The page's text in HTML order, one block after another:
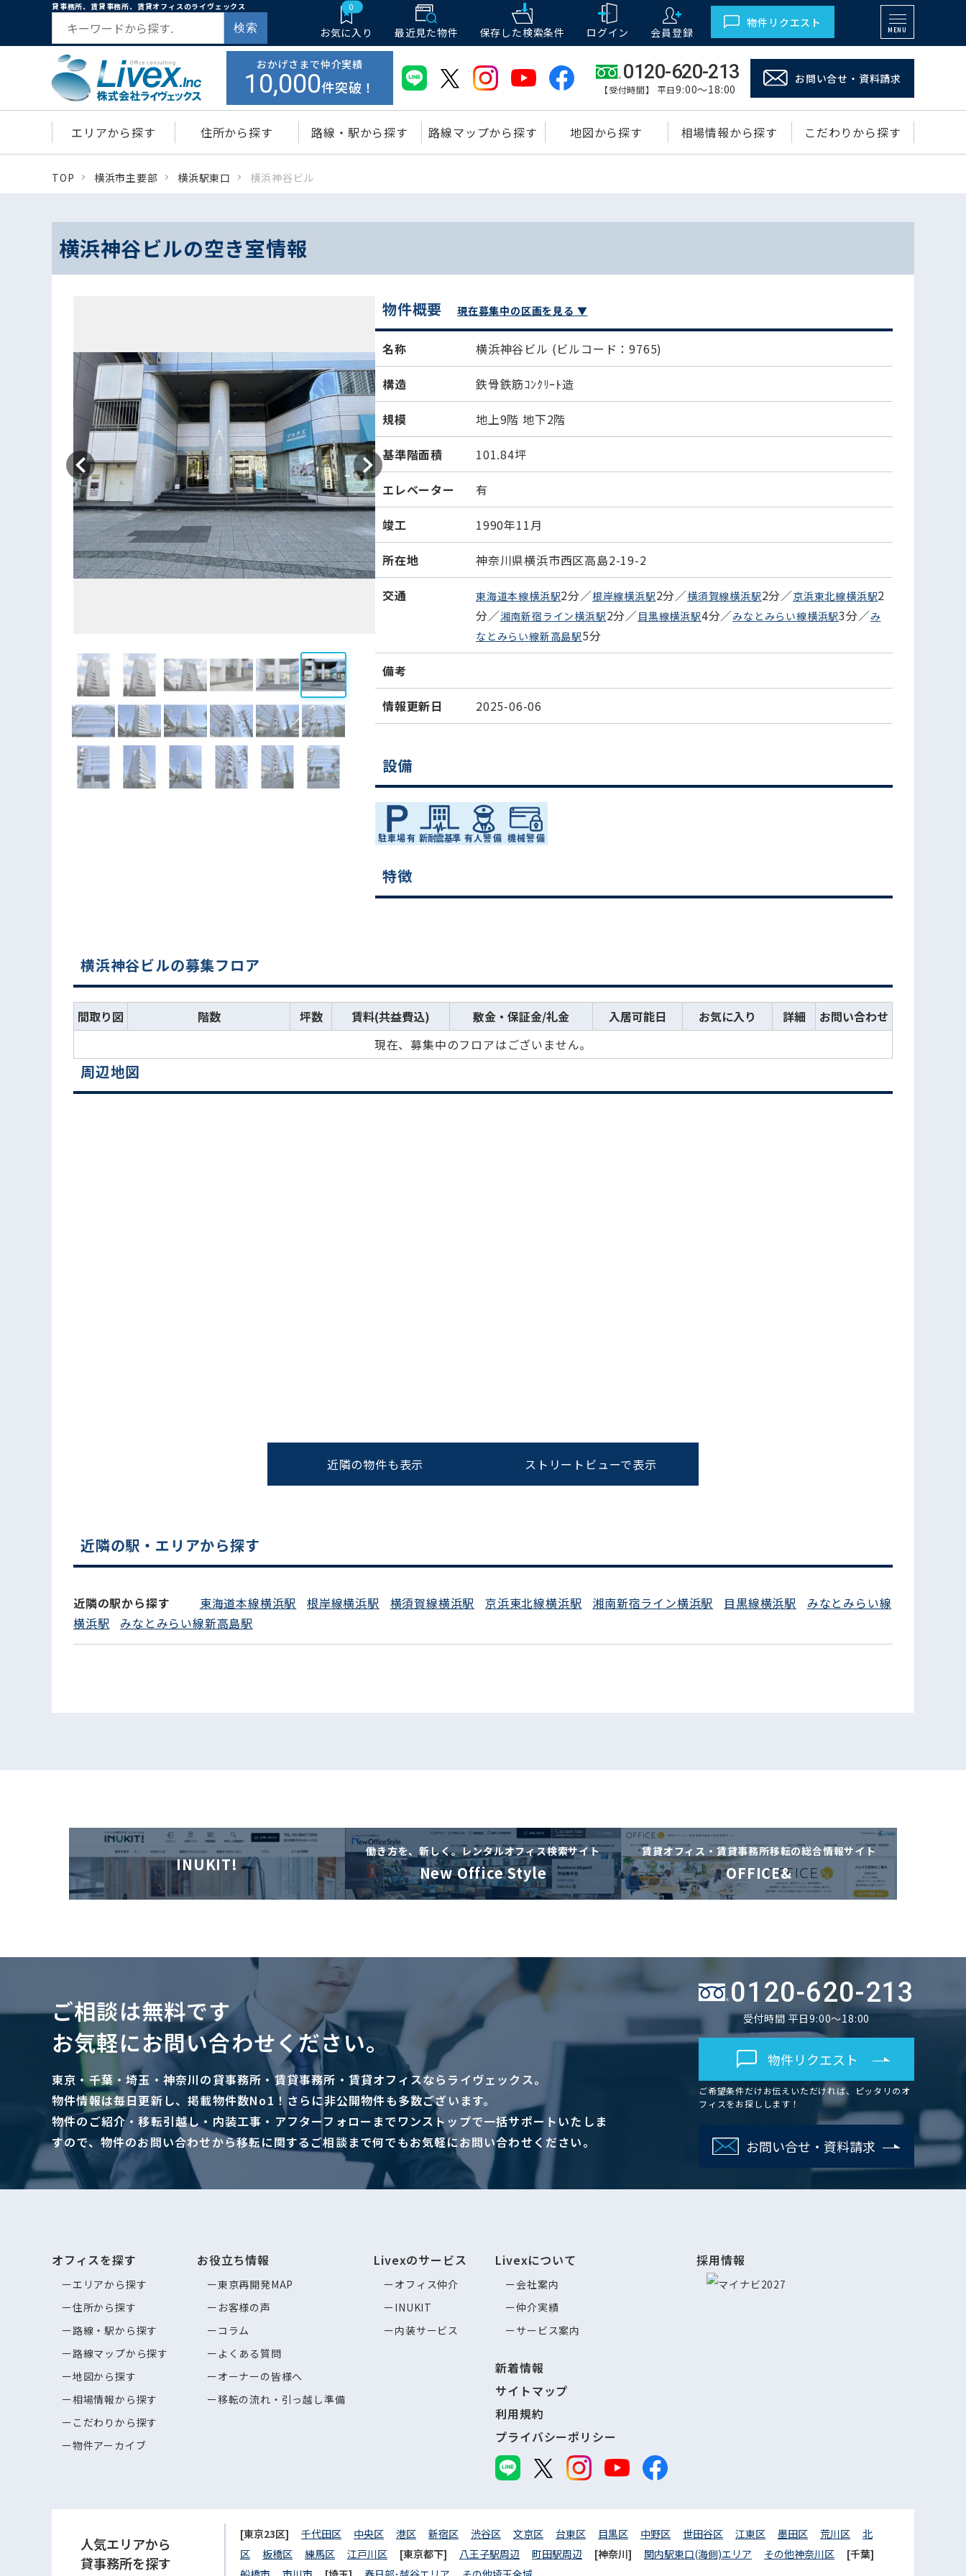
貸事務所、賃貸事務所、賃貸オフィスのライヴェックス
検索
0
お気に入り 最近見た物件 保存した検索条件 ログイン 会員登録
物件リクエスト
MENU
おかげさまで仲介実績
10,000件突破！
0120-620-213
【受付時間】 平日9:00～18:00
お問い合せ・資料請求
エリアから探す 住所から探す 路線・駅から探す 路線マップから探す 地図から探す 相場情報から探す こだわりから探す
TOP 横浜市主要部 横浜駅東口 横浜神谷ビル
横浜神谷ビルの空き室情報
物件概要 現在募集中の区画を見る ▼
名称 横浜神谷ビル (ビルコード：9765)
構造 鉄骨鉄筋ｺﾝｸﾘｰﾄ造
規模 地上9階 地下2階
基準階面積 101.84坪
エレベーター 有
竣工 1990年11月
所在地 神奈川県横浜市西区高島2-19-2
交通 東海道本線横浜駅2分／根岸線横浜駅2分／横須賀線横浜駅2分／京浜東北線横浜駅2
分／湘南新宿ライン横浜駅2分／目黒線横浜駅4分／みなとみらい線横浜駅3分／み
なとみらい線新高島駅5分
備考
情報更新日 2025-06-06
設備
特徴
横浜神谷ビルの募集フロア
間取り図 階数 坪数 賃料(共益費込) 敷金・保証金/礼金 入居可能日 お気に入り 詳細
お問い合わせ
現在、募集中のフロアはございません。
周辺地図
近隣の物件も表示 ストリートビューで表示
近隣の駅・エリアから探す
近隣の駅から探す 東海道本線横浜駅 根岸線横浜駅 横須賀線横浜駅 京浜東北線横浜駅 湘南新宿ライン横浜駅 目黒線横浜駅
みなとみらい線
横浜駅
みなとみらい線新高島駅
INUKIT!
働き方を、新しく。レンタルオフィス検索サイト
New Office Style
賃貸オフィス・賃貸事務所移転の総合情報サイト
OFFICE&
ご相談は無料です
お気軽にお問い合わせください。
東京・千葉・埼玉・神奈川の貸事務所・賃貸事務所・賃貸オフィスならライヴェックス。
物件情報は毎日更新し、掲載物件数No1！さらに非公開物件も多数ございます。
物件のご紹介・移転引越し・内装工事・アフターフォローまでワンストップで一括サポートいたしま
すので、物件のお問い合わせから移転に関するご相談まで何でもお気軽にお問い合わせください。
0120-620-213
受付時間 平日9:00～18:00
物件リクエスト
ご希望条件だけお伝えいただければ、ピッタリのオ
フィスをお探しします！
お問い合せ・資料請求
オフィスを探す
エリアから探す
住所から探す
路線・駅から探す
路線マップから探す
地図から探す
相場情報から探す
こだわりから探す
物件アーカイブ
お役立ち情報
東京再開発MAP
お客様の声
コラム
よくある質問
オーナーの皆様へ
移転の流れ・引っ越し準備
Livexのサービス
オフィス仲介
INUKIT
内装サービス
Livexについて
会社案内
仲介実績
サービス案内
新着情報
サイトマップ
利用規約
プライバシーポリシー
採用情報
人気エリアから
貸事務所を探す
[東京23区] 千代田区 中央区 港区 新宿区 渋谷区 文京区 台東区 目黒区 中野区 世田谷区 江東区 墨田区 荒川区
北
区
板橋区 練馬区 江戸川区 [東京都下] 八王子駅周辺 町田駅周辺 [神奈川] 関内駅東口(海側)エリア その他神奈川区
[千葉]